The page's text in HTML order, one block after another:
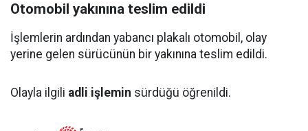
Otomobil yakınına teslim edildi
İşlemlerin ardından yabancı plakalı otomobil, olay
yerine gelen sürücünün bir yakınına teslim edildi.
Olayla ilgili adli işlemin sürdüğü öğrenildi.